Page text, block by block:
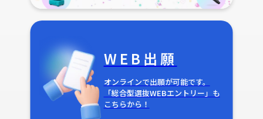
WEB出願
オンラインで出願が可能です。
「総合型選抜WEBエントリー」も
こちらから！